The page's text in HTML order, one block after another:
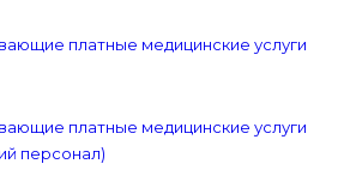
платные медицинские услуги
платные медицинские услуги
персонал)